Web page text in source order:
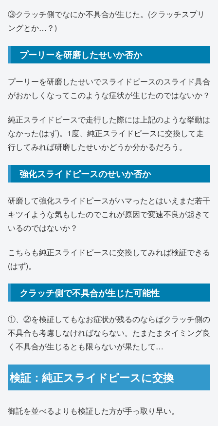
③クラッチ側でなにか不具合が生じた。(クラッチスプリ
ングとか…？)
プーリーを研磨したせいか否か
プーリーを研磨したせいでスライドピースのスライド具合
がおかしくなってこのような症状が生じたのではないか？
純正スライドピースで走行した際には上記のような挙動は
なかった(はず)。1度、純正スライドピースに交換して走
行してみれば研磨したせいかどうか分かるだろう。
強化スライドピースのせいか否か
研磨して強化スライドピースがハマったとはいえまだ若干
キツイような気もしたのでこれが原因で変速不良が起きて
いるのではないか？
こちらも純正スライドピースに交換してみれば検証できる
(はず)。
クラッチ側で不具合が生じた可能性
①、②を検証してもなお症状が残るのならばクラッチ側の
不具合も考慮しなければならない。たまたまタイミング良
く不具合が生じるとも限らないが果たして…
検証：純正スライドピースに交換
御託を並べるよりも検証した方が手っ取り早い。